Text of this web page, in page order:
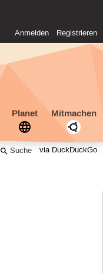
Anmelden Registrieren
Planet Mitmachen
via DuckDuckGo